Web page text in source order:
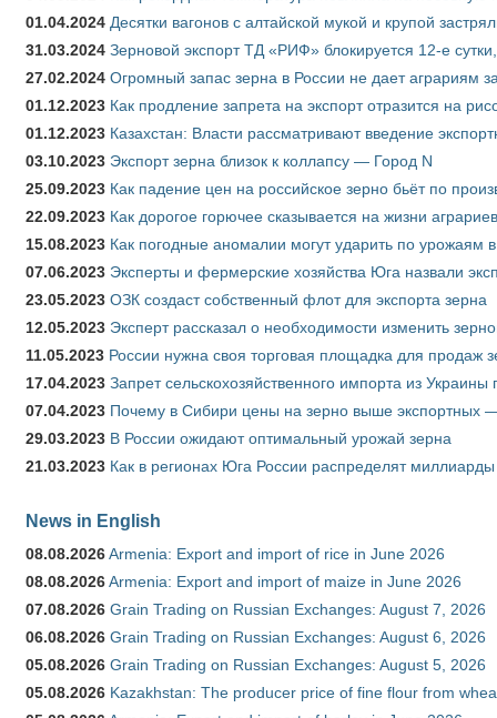
01.04.2024 Десятки вагонов с алтайской мукой и крупой
31.03.2024 Зерновой экспорт ТД «РИФ» блокируется 12-е
27.02.2024 Огромный запас зерна в России не дает аграриям
01.12.2023 Как продление запрета на экспорт отразится на
01.12.2023 Казахстан: Власти рассматривают введение
03.10.2023 Экспорт зерна близок к коллапсу — Город N
25.09.2023 Как падение цен на российское зерно бьёт по
22.09.2023 Как дорогое горючее сказывается на жизни аграриев
15.08.2023 Как погодные аномалии могут ударить по урожаям
07.06.2023 Эксперты и фермерские хозяйства Юга назвали
23.05.2023 ОЗК создаст собственный флот для экспорта зерна
12.05.2023 Эксперт рассказал о необходимости изменить
11.05.2023 России нужна своя торговая площадка для продаж
17.04.2023 Запрет сельскохозяйственного импорта из
07.04.2023 Почему в Сибири цены на зерно выше экспортных
29.03.2023 В России ожидают оптимальный урожай зерна
21.03.2023 Как в регионах Юга России распределят
News in English
08.08.2026Armenia: Export and import of rice in June 2026
08.08.2026Armenia: Export and import of maize in June 2026
07.08.2026 Grain Trading on Russian Exchanges: August 7, 2026
06.08.2026 Grain Trading on Russian Exchanges: August 6, 2026
05.08.2026 Grain Trading on Russian Exchanges: August 5, 2026
05.08.2026 Kazakhstan: The producer price of fine flour from